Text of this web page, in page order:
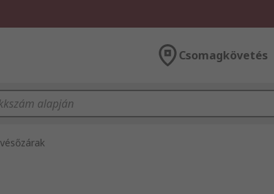
Csomagkövetés